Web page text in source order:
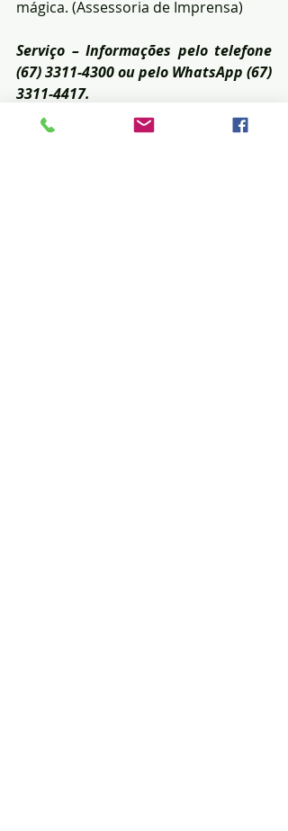
mágica. (Assessoria de Imprensa)
Serviço – Informações pelo telefone
(67) 3311-4300 ou pelo WhatsApp (67)
3311-4417.